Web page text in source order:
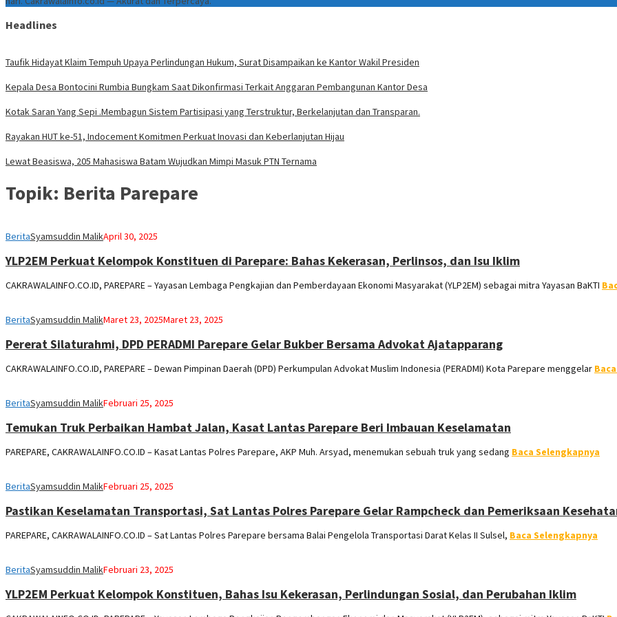
Headlines
Taufik Hidayat Klaim Tempuh Upaya Perlindungan Hukum, Surat Disampaikan ke Kantor Wakil Presiden
Kepala Desa Bontocini Rumbia Bungkam Saat Dikonfirmasi Terkait Anggaran Pembangunan Kantor Desa
Kotak Saran Yang Sepi .Membagun Sistem Partisipasi yang Terstruktur, Berkelanjutan dan Transparan.
Rayakan HUT ke-51, Indocement Komitmen Perkuat Inovasi dan Keberlanjutan Hijau
Lewat Beasiswa, 205 Mahasiswa Batam Wujudkan Mimpi Masuk PTN Ternama
Topik: Berita Parepare
BeritaSyamsuddin MalikApril 30, 2025
YLP2EM Perkuat Kelompok Konstituen di Parepare: Bahas Kekerasan, Perlinsos, dan Isu Iklim
CAKRAWALAINFO.CO.ID, PAREPARE – Yayasan Lembaga Pengkajian dan Pemberdayaan Ekonomi Masyarakat (YLP2EM) sebagai mitra Yayasan BaKTI
BeritaSyamsuddin MalikMaret 23, 2025Maret 23, 2025
Pererat Silaturahmi, DPD PERADMI Parepare Gelar Bukber Bersama Advokat Ajatapparang
CAKRAWALAINFO.CO.ID, PAREPARE – Dewan Pimpinan Daerah (DPD) Perkumpulan Advokat Muslim Indonesia (PERADMI) Kota Parepare menggelar
BeritaSyamsuddin MalikFebruari 25, 2025
Temukan Truk Perbaikan Hambat Jalan, Kasat Lantas Parepare Beri Imbauan Keselamatan
PAREPARE, CAKRAWALAINFO.CO.ID – Kasat Lantas Polres Parepare, AKP Muh. Arsyad, menemukan sebuah truk yang sedang Baca Selengkapnya
BeritaSyamsuddin MalikFebruari 25, 2025
Pastikan Keselamatan Transportasi, Sat Lantas Polres Parepare Gelar Rampcheck dan Pemeriksaan
PAREPARE, CAKRAWALAINFO.CO.ID – Sat Lantas Polres Parepare bersama Balai Pengelola Transportasi Darat Kelas II Sulsel, Baca Selengkapnya
BeritaSyamsuddin MalikFebruari 23, 2025
YLP2EM Perkuat Kelompok Konstituen, Bahas Isu Kekerasan, Perlindungan Sosial, dan Perubahan Iklim